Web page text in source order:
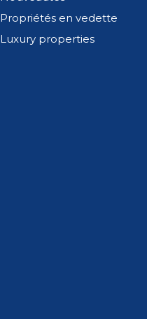
Propriétés en vedette
Luxury properties